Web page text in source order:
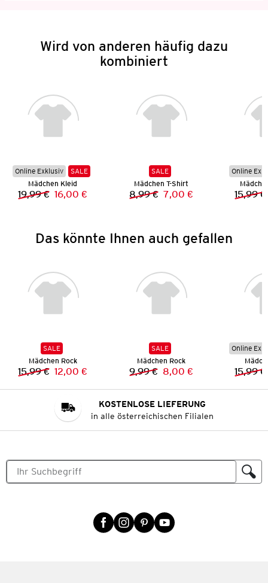
Wird von anderen häufig dazu
kombiniert
Online Exklusiv
SALE
Mädchen Kleid
Vorheriger Preis:
19,99 € Neuer Preis:
16,00 €
SALE
Mädchen T-Shirt
Vorheriger Preis:
8,99 € Neuer Preis:
7,00 €
Online
15,99 €
Das könnte Ihnen auch gefallen
SALE
Mädchen Rock
Vorheriger Preis:
15,99 € Neuer Preis:
12,00 €
SALE
Mädchen Rock
Vorheriger Preis:
9,99 € Neuer Preis:
8,00 €
Online
15,99 €
KOSTENLOSE LIEFERUNG
in alle österreichischen Filialen